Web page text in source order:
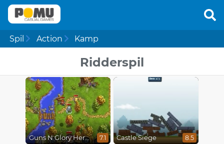
Spil Action Kamp
Ridderspil
Guns N Glory Heroes 7.1 Castle Siege 8.5